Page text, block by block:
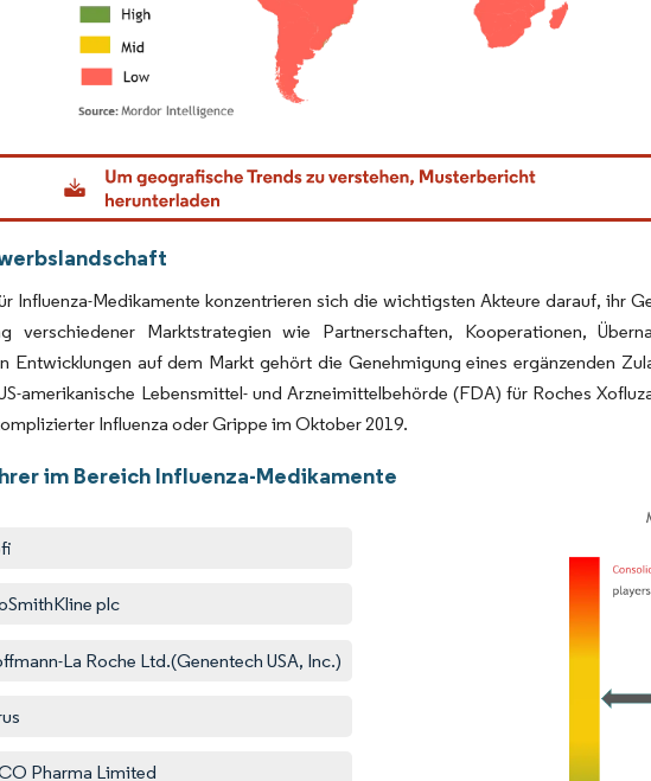
Intelligence. Wiederverwendung erfordert Namensnennung gemäß CC BY 4.0.
Influenza-Medikamente konzentrieren sich die wichtigsten Akteure darauf, ihr
verschiedener Marktstrategien wie Partnerschaften, Kooperationen,
Entwicklungen auf dem Markt gehört die Genehmigung eines ergänzenden
amerikanische Lebensmittel- und Arzneimittelbehörde (FDA) für Roches
Influenza oder Grippe im Oktober 2019.
im Bereich Influenza-Medikamente
plc
La Roche Ltd.(Genentech USA, Inc.)
Pharma Limited